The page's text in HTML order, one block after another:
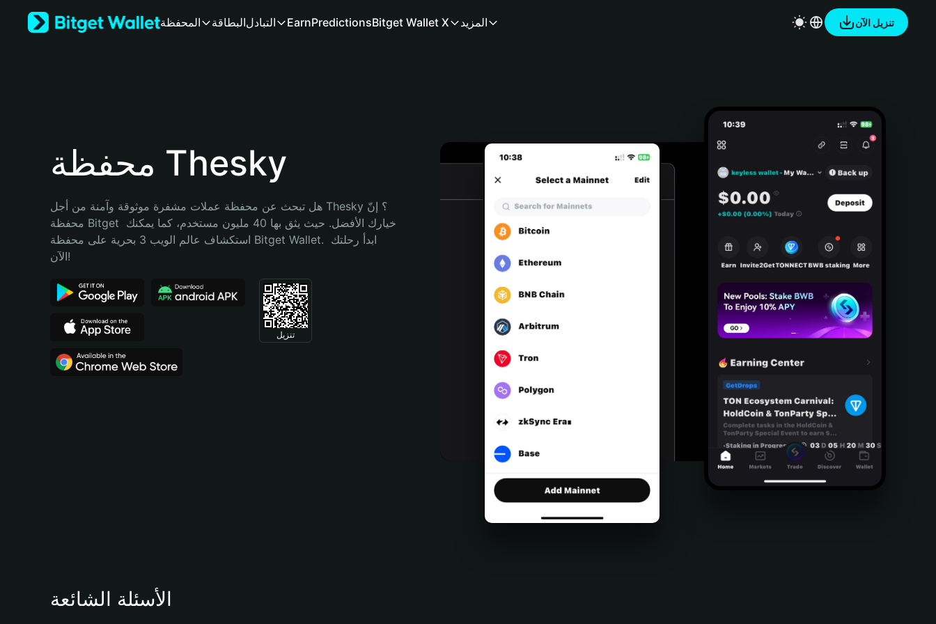
Bahasa Indonesia
Português (Brasil)
المحفظة البطاقةالتبادل EarnPredictionsBitget Wallet X المزيد تنزيل الآن
محفظة Thesky
هل تبحث عن محفظة عملات مشفرة موثوقة وآمنة من أجل Thesky؟ إنّ
محفظة Bitget خيارك الأفضل. حيث يثق بها 40 مليون مستخدم، كما يمكنك
استكشاف عالم الويب 3 بحرية على محفظة Bitget Wallet. ابدأ رحلتك
الآن!
تنزيل
الأسئلة الشائعة